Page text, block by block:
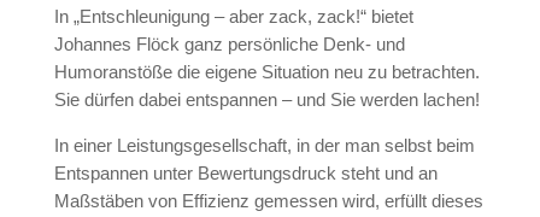
In „Entschleunigung – aber zack, zack!“ bietet
Johannes Flöck ganz persönliche Denk- und
Humoranstöße die eigene Situation neu zu betrachten.
Sie dürfen dabei entspannen – und Sie werden lachen!
In einer Leistungsgesellschaft, in der man selbst beim
Entspannen unter Bewertungsdruck steht und an
Maßstäben von Effizienz gemessen wird, erfüllt dieses